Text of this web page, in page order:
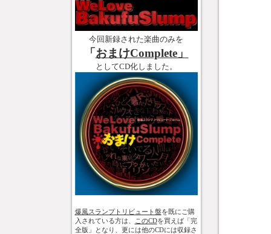
今回新録された楽曲のみを
「おまけComplete」
としてCD化しました。
爆風スランプトリビュート盤を既にご購
入されている方は、
このCDを買えば「完
全版」となり、更には他のCDには収録さ